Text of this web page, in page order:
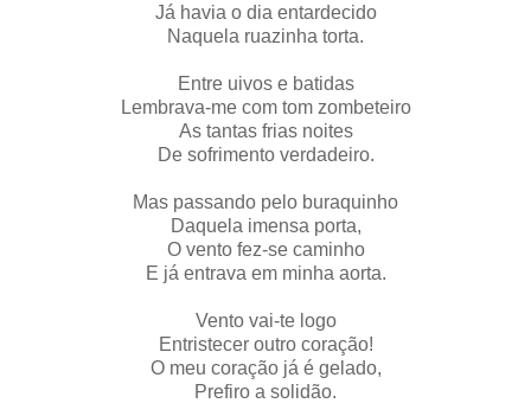
Já havia o dia entardecido
Naquela ruazinha torta.
Entre uivos e batidas
Lembrava-me com tom zombeteiro
As tantas frias noites
De sofrimento verdadeiro.
Mas passando pelo buraquinho
Daquela imensa porta,
O vento fez-se caminho
E já entrava em minha aorta.
Vento vai-te logo
Entristecer outro coração!
O meu coração já é gelado,
Prefiro a solidão.